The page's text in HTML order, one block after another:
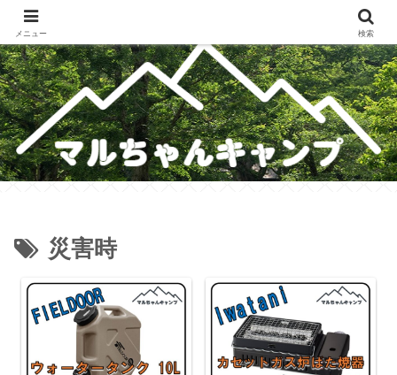
メスティンレシピ・テント・キャンプギア・ホットサンドレシピのブログ
災害時
メニュー 検索